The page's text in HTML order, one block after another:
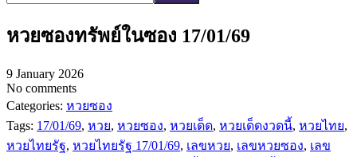
หวยซองทรัพย์ในซอง 17/01/69
9 January 2026
No comments
Categories: หวยซอง
Tags: 17/01/69, หวย, หวยซอง, หวยเด็ด, หวยเด็ดงวดนี้, หวยไทย,
หวยไทยรัฐ, หวยไทยรัฐ 17/01/69, เลขหวย, เลขหวยซอง, เลข